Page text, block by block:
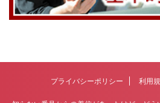
プライバシーポリシー 利用